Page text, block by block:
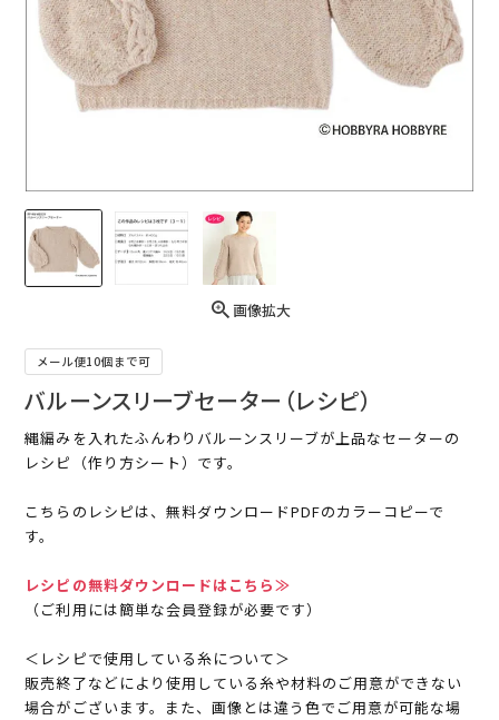
画像拡大
メール便10個まで可
バルーンスリーブセーター（レシピ）
縄編みを入れたふんわりバルーンスリーブが上品なセーターの
レシピ（作り方シート）です。
こちらのレシピは、無料ダウンロードPDFのカラーコピーで
す。
レシピの無料ダウンロードはこちら≫
（ご利用には簡単な会員登録が必要です）
＜レシピで使用している糸について＞
販売終了などにより使用している糸や材料のご用意ができない
場合がございます。また、画像とは違う色でご用意が可能な場